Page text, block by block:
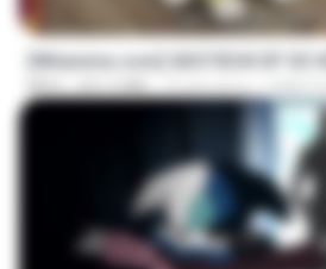
[Witanime.com] GKSTIEOII EP 03
MP4 321.5 MB 19 dni temu